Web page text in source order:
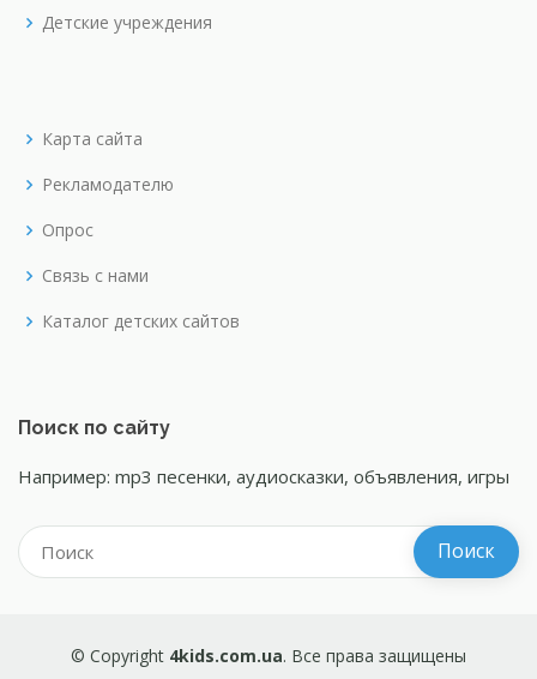
Детские учреждения
Карта сайта
Рекламодателю
Опрос
Связь с нами
Каталог детских сайтов
Поиск по сайту
Например: mp3 песенки, аудиосказки, объявления, игры
© Copyright 4kids.com.ua. Все права защищены